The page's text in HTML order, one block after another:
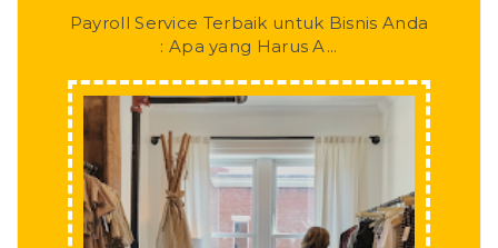
Payroll Service Terbaik untuk Bisnis Anda
: Apa yang Harus A...